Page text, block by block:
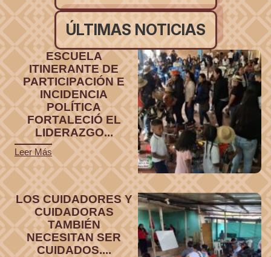
ÚLTIMAS NOTICIAS
ESCUELA
ITINERANTE DE
PARTICIPACIÓN E
INCIDENCIA
POLÍTICA
FORTALECIÓ EL
LIDERAZGO...
Leer Más
LOS CUIDADORES Y
CUIDADORAS
TAMBIÉN
NECESITAN SER
CUIDADOS....